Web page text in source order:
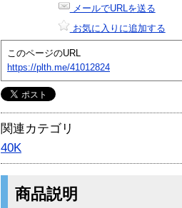
メールでURLを送る
お気に入りに追加する
このページのURL
https://plth.me/41012824
関連カテゴリ
40K
商品説明